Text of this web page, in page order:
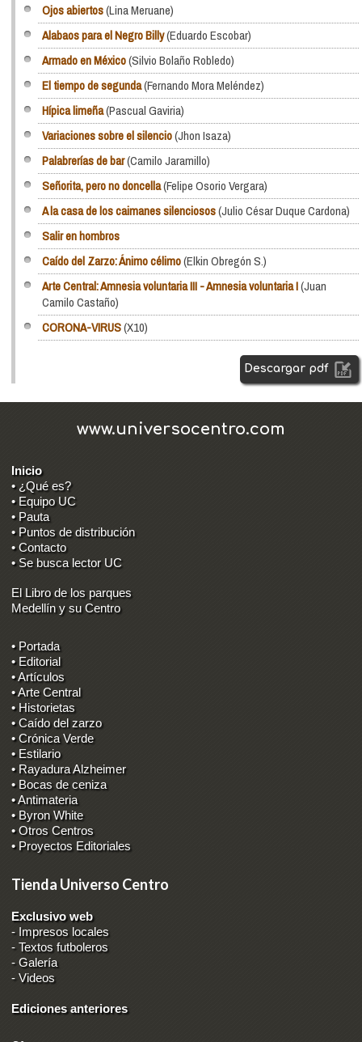
Ojos abiertos(Lina Meruane)
Alabaos para el Negro Billy(Eduardo Escobar)
Armado en México(Silvio Bolaño Robledo)
El tiempo de segunda(Fernando Mora Meléndez)
Hípica limeña(Pascual Gaviria)
Variaciones sobre el silencio(Jhon Isaza)
Palabrerías de bar(Camilo Jaramillo)
Señorita, pero no doncella(Felipe Osorio Vergara)
A la casa de los caimanes silenciosos(Julio César Duque Cardona)
Salir en hombros
Caído del Zarzo: Ánimo célimo(Elkin Obregón S.)
Arte Central: Amnesia voluntaria III - Amnesia voluntaria I(Juan
Camilo Castaño)
CORONA-VIRUS(X10)
Descargar pdf
www.universocentro.com
Inicio
• ¿Qué es?
• Equipo UC
• Pauta
• Puntos de distribución
• Contacto
• Se busca lector UC
El Libro de los parques
Medellín y su Centro
• Portada
• Editorial
• Artículos
• Arte Central
• Historietas
• Caído del zarzo
• Crónica Verde
• Estilario
• Rayadura Alzheimer
• Bocas de ceniza
• Antimateria
• Byron White
• Otros Centros
• Proyectos Editoriales
Tienda Universo Centro
Exclusivo web
- Impresos locales
-Textos futboleros
-Galería
-Videos
Ediciones anteriores